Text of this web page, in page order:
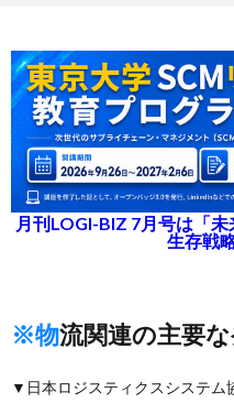
月刊LOGI-BIZ 7月号は「
生存戦
※物流関連の主要
▼日本ロジスティクスシステム